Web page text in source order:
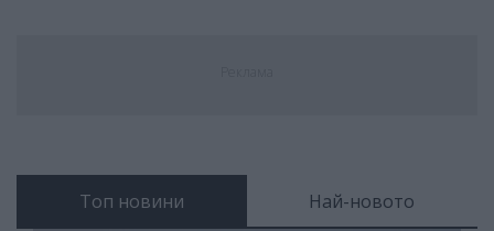
Топ новини Най-новото